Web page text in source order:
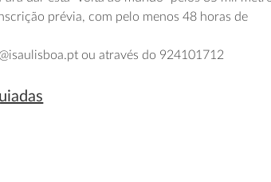
prévia, com pelo menos 48 horas de
ou através do 924101712